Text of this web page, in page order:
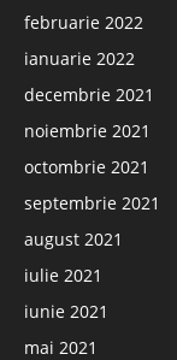
februarie 2022
ianuarie 2022
decembrie 2021
noiembrie 2021
octombrie 2021
septembrie 2021
august 2021
iulie 2021
iunie 2021
mai 2021